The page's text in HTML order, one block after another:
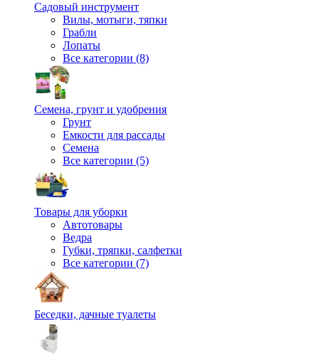
Садовый инструмент
Вилы, мотыги, тяпки
Грабли
Лопаты
Все категории (8)
Семена, грунт и удобрения
Грунт
Емкости для рассады
Семена
Все категории (5)
Товары для уборки
Автотовары
Ведра
Губки, тряпки, салфетки
Все категории (7)
Беседки, дачные туалеты